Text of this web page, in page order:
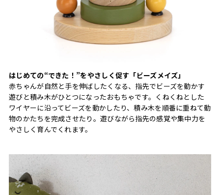
はじめての“できた！”をやさしく促す「ビーズメイズ」
赤ちゃんが自然と手を伸ばしたくなる、指先でビーズを動かす
遊びと積み木がひとつになったおもちゃです。くねくねとした
ワイヤーに沿ってビーズを動かしたり、積み木を順番に重ねて動
物のかたちを完成させたり。遊びながら指先の感覚や集中力を
やさしく育んでくれます。